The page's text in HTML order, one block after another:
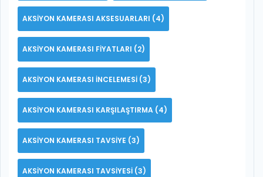
AKSIYON KAMERASI AKSESUARLARI (4)
AKSIYON KAMERASI FIYATLARI (2)
AKSIYON KAMERASI INCELEMESI (3)
AKSIYON KAMERASI KARŞILAŞTIRMA (4)
AKSIYON KAMERASI TAVSIYE (3)
AKSIYON KAMERASI TAVSIYESI (3)